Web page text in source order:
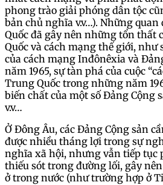
phong trào giải phóng dân tộc
bản chủ nghĩa v.v…). Những quan
Quốc đã gây nên những tổn thất
Quốc và cách mạng thế giới, như
của cách mạng Inđônêxia và
năm 1965, sự tàn phá của cuộc
Trung Quốc trong những năm
biến chất của một số Đảng Cộng
v.v…
Ở Đông Âu, các Đảng Cộng sản
được nhiều tháng lợi trong sự
nghĩa xã hội, nhưng vẫn tiếp tục
thiếu sót trong đường lối, gây
ở trong nước (như trường hợp ở